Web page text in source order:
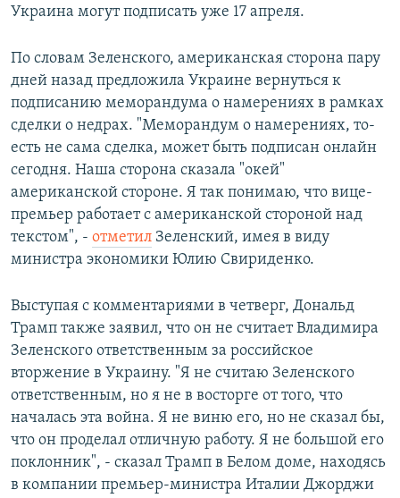
Украина могут подписать уже 17 апреля.
По словам Зеленского, американская сторона пару
дней назад предложила Украине вернуться к
подписанию меморандума о намерениях в рамках
сделки о недрах. "Меморандум о намерениях, то-
есть не сама сделка, может быть подписан онлайн
сегодня. Наша сторона сказала "окей"
американской стороне. Я так понимаю, что вице-
премьер работает с американской стороной над
текстом", - отметил Зеленский, имея в виду
министра экономики Юлию Свириденко.
Выступая с комментариями в четверг, Дональд
Трамп также заявил, что он не считает Владимира
Зеленского ответственным за российское
вторжение в Украину. "Я не считаю Зеленского
ответственным, но я не в восторге от того, что
началась эта война. Я не виню его, но не сказал бы,
что он проделал отличную работу. Я не большой его
поклонник", - сказал Трамп в Белом доме, находясь
в компании премьер-министра Италии Джорджи